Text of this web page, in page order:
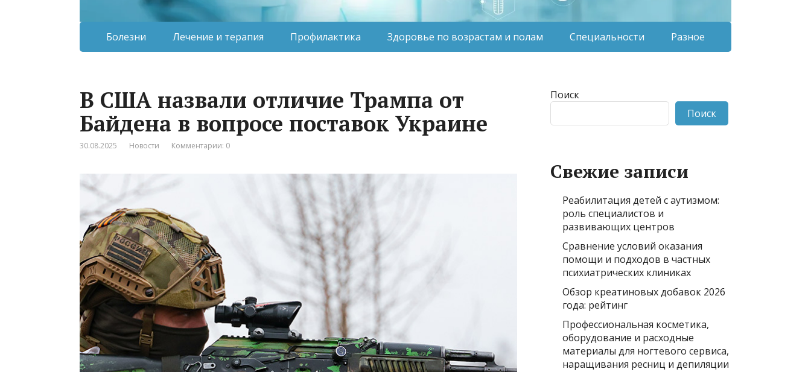
Болезни Лечение и терапия Профилактика Здоровье по возрастам и полам Специальности Разное
В США назвали отличие Трампа от
Байдена в вопросе поставок Украине
30.08.2025 Новости Комментарии: 0
Поиск
Поиск
Свежие записи
Реабилитация детей с аутизмом:
роль специалистов и
развивающих центров
Сравнение условий оказания
помощи и подходов в частных
психиатрических клиниках
Обзор креатиновых добавок 2026
года: рейтинг
Профессиональная косметика,
оборудование и расходные
материалы для ногтевого сервиса,
наращивания ресниц и депиляции